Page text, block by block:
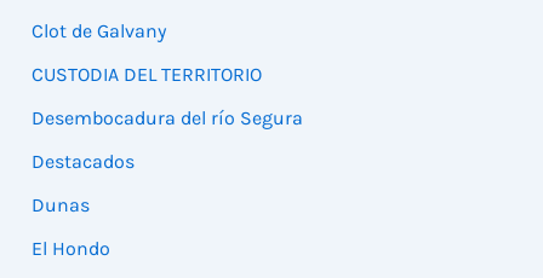
Clot de Galvany
CUSTODIA DEL TERRITORIO
Desembocadura del río Segura
Destacados
Dunas
El Hondo